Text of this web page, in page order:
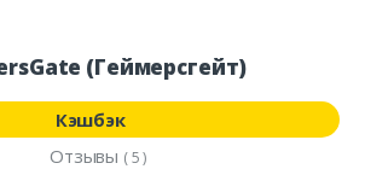
(Геймерсгейт)
Кэшбэк
Отзывы ( 5 )